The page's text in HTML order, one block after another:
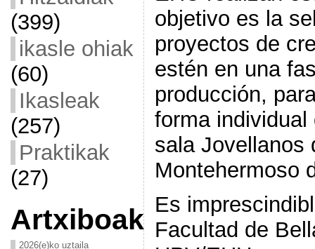
(399)
ikasle ohiak
(60)
Ikasleak
(257)
Praktikak
(27)
Artxiboak
2026(e)ko uztaila
objetivo es la
proyectos de
estén en una
producción,
forma
sala Jovellanos
Montehermoso
Es
Facultad de